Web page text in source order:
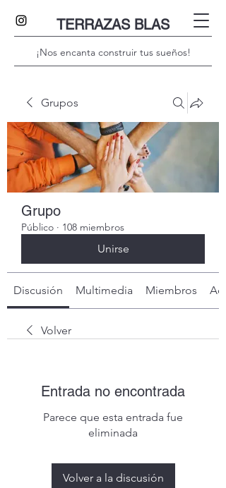
TERRAZAS BLAS
¡Nos encanta construir tus sueños!
Grupos
Grupo
Público · 108 miembros
Unirse
Discusión Multimedia Miembros
Volver
Entrada no encontrada
Parece que esta entrada fue
eliminada
Volver a la discusión